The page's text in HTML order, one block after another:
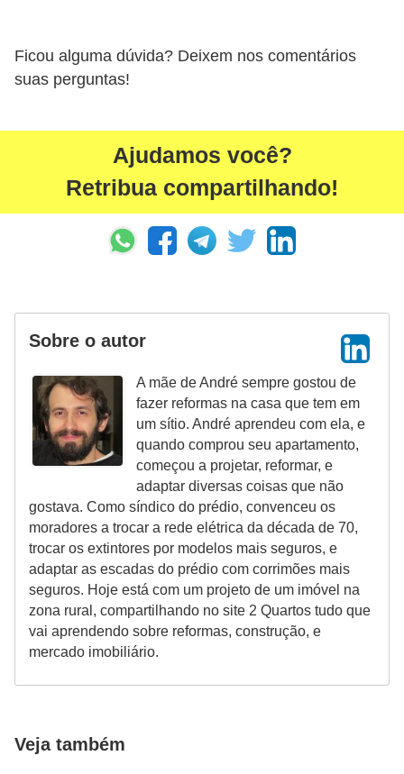
Ficou alguma dúvida? Deixem nos comentários
suas perguntas!
Ajudamos você?
Retribua compartilhando!
Sobre o autor
A mãe de André sempre gostou de
fazer reformas na casa que tem em
um sítio. André aprendeu com ela, e
quando comprou seu apartamento,
começou a projetar, reformar, e
adaptar diversas coisas que não
gostava. Como síndico do prédio, convenceu os
moradores a trocar a rede elétrica da década de 70,
trocar os extintores por modelos mais seguros, e
adaptar as escadas do prédio com corrimões mais
seguros. Hoje está com um projeto de um imóvel na
zona rural, compartilhando no site 2 Quartos tudo que
vai aprendendo sobre reformas, construção, e
mercado imobiliário.
Veja também